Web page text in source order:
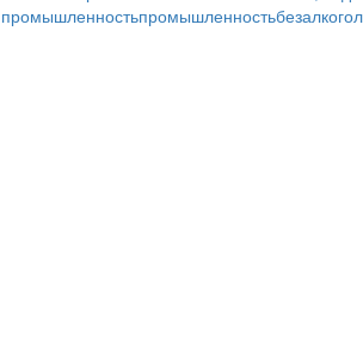
промышленностьпромышленность